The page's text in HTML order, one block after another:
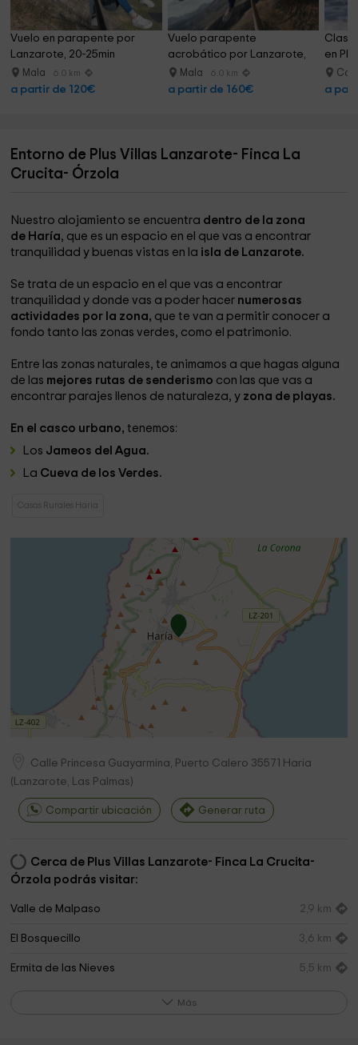
Vuelo en parapente por
Lanzarote, 20-25min
Mala 6.0 km
a partir de 120€
Vuelo parapente
acrobático por Lanzarote,
25-30min
Mala 6.0 km
a partir de 160€
Clase
en
a
Entorno de Plus Villas Lanzarote- Finca La
Crucita- Órzola
Nuestro alojamiento se encuentra dentro de la zona
de Haría, que es un espacio en el que vas a encontrar
tranquilidad y buenas vistas en la isla de Lanzarote.
Se trata de un espacio en el que vas a encontrar
tranquilidad y donde vas a poder hacer numerosas
actividades por la zona, que te van a permitir conocer a
fondo tanto las zonas verdes, como el patrimonio.
Entre las zonas naturales, te animamos a que hagas alguna
de las mejores rutas de senderismo con las que vas a
encontrar parajes llenos de naturaleza, y zona de playas.
En el casco urbano, tenemos:
Los Jameos del Agua.
La Cueva de los Verdes.
Casas Rurales Haria
Calle Princesa Guayarmina, Puerto Calero 35571
Haria
( Lanzarote, Las Palmas)
Compartir ubicación Generar ruta
Cerca de Plus Villas Lanzarote- Finca La Crucita-
Órzola podrás visitar:
Valle de Malpaso 2,9 km
El Bosquecillo 3,6 km
Ermita de las Nieves 5,5 km
Más